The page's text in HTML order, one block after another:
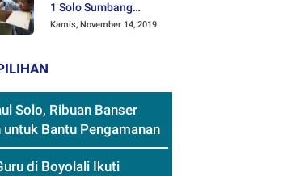
1 Solo Sumbang
Mainan Othok-othok
Kamis, November 14, 2019
Solo, Ribuan Banser
untuk Bantu Pengamanan
di Boyolali Ikuti